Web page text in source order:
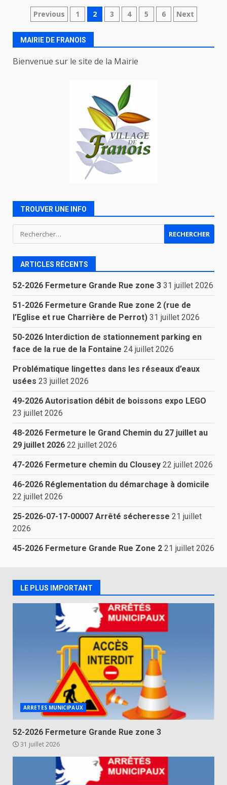
Navigation
des
articles
Previous 1 2 3 4 5 6 Next
MAIRIE DE FRANOIS
Bienvenue sur le site de la Mairie
TROUVER UNE INFO
Rechercher :
ARTICLES RÉCENTS
52-2026 Fermeture Grande Rue zone 3 31 juillet 2026
51-2026 Fermeture Grande Rue zone 2 (rue de
l’Eglise et rue Charrière de Perrot) 31 juillet 2026
50-2026 Interdiction de stationnement parking en
face de la rue de la Fontaine 24 juillet 2026
Problématique lingettes dans les réseaux d’eaux
usées 23 juillet 2026
49-2026 Autorisation débit de boissons expo LEGO
23 juillet 2026
48-2026 Fermeture le Grand Chemin du 27 juillet au
29 juillet 2026 22 juillet 2026
47-2026 Fermeture chemin du Clousey 22 juillet 2026
46-2026 Réglementation du démarchage à domicile
22 juillet 2026
25-2026-07-17-00007 Arrêté sécheresse 21 juillet
2026
45-2026 Fermeture Grande Rue Zone 2 21 juillet 2026
LE PLUS IMPORTANT
ARRETES MUNICIPAUX
52-2026 Fermeture Grande Rue zone 3
31 juillet 2026